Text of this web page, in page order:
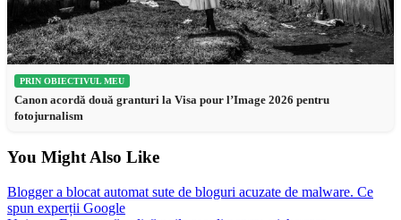
PRIN OBIECTIVUL MEU
Canon acordă două granturi la Visa pour l’Image 2026 pentru
fotojurnalism
You Might Also Like
Blogger a blocat automat sute de bloguri acuzate de malware. Ce
spun experții Google